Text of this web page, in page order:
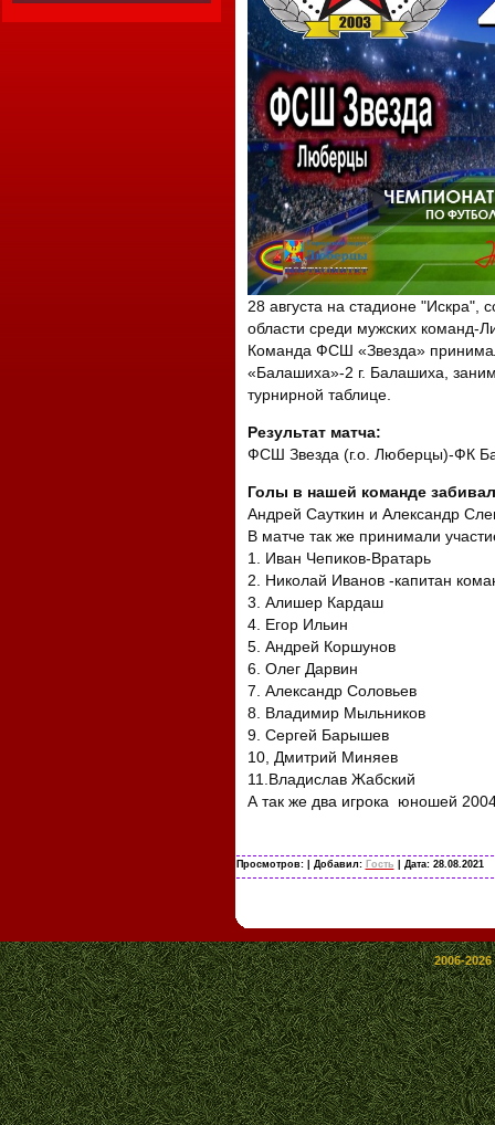
28 августа на стадионе "Искра",
области среди мужских команд-
Команда ФСШ «Звезда»
«Балашиха»-2 г. Балашиха,
турнирной таблице.
Результат матча:
ФСШ Звезда (г.о. Люберцы)-ФК
Голы в нашей команде
Андрей Сауткин и Александр
В матче так же принимали
1. Иван Чепиков-Вратарь
2. Николай Иванов -капитан
3. Алишер Кардаш
4. Егор Ильин
5. Андрей Коршунов
6. Олег Дарвин
7. Александр Соловьев
8. Владимир Мыльников
9. Сергей Барышев
10, Дмитрий Миняев
11.Владислав Жабский
А так же два игрока юношей
Просмотров: | Добавил: Гость | Дата: 28.08.2021
2006-